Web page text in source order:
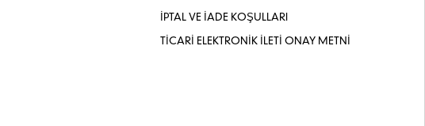
İPTAL VE İADE KOŞULLARI
TİCARİ ELEKTRONİK İLETİ ONAY METNİ